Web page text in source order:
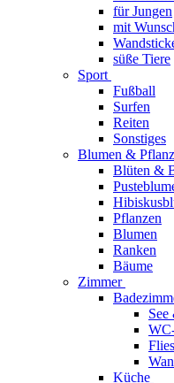
für Jungen
mit
süße Tiere
Sport
Fußball
Surfen
Reiten
Sonstiges
Blumen &
Blüten &
Pflanzen
Blumen
Ranken
Bäume
Zimmer
Küche